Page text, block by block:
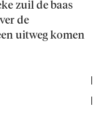
zuil de baas
de
uitweg komen